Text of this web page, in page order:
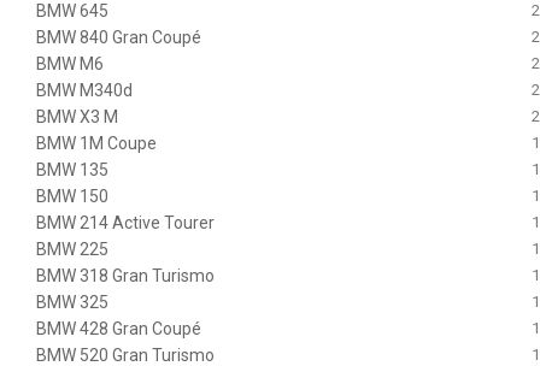
BMW 645 2
BMW 840 Gran Coupé 2
BMW M6 2
BMW M340d 2
BMW X3 M 2
BMW 1M Coupe 1
BMW 135 1
BMW 150 1
BMW 214 Active Tourer 1
BMW 225 1
BMW 318 Gran Turismo 1
BMW 325 1
BMW 428 Gran Coupé 1
BMW 520 Gran Turismo 1